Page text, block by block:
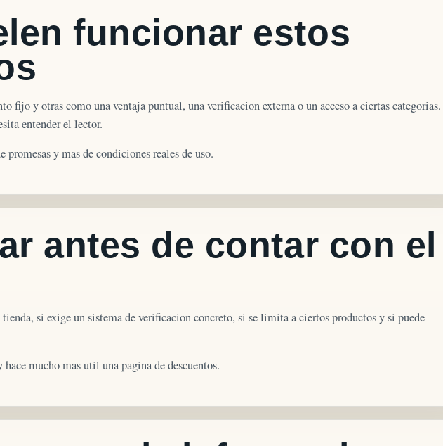
funcionar estos
fijo y otras como una ventaja puntual, una verificacion externa o un acceso a ciertas categorias.
entender el lector.
promesas y mas de condiciones reales de uso.
antes de contar con el
si exige un sistema de verificacion concreto, si se limita a ciertos productos y si puede
mucho mas util una pagina de descuentos.